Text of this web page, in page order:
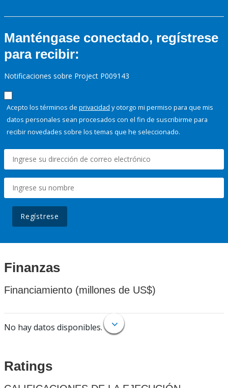
Manténgase conectado, regístrese
para recibir:
Notificaciones sobre Project P009143
Acepto los términos de privacidad y otorgo mi permiso para que mis
datos personales sean procesados con el fin de suscribirme para
recibir novedades sobre los temas que he seleccionado.
Regístrese
Finanzas
Financiamiento (millones de US$)
No hay datos disponibles.
Ratings